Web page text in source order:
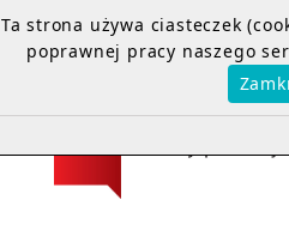
Ta strona używa ciasteczek
poprawnej pracy naszego